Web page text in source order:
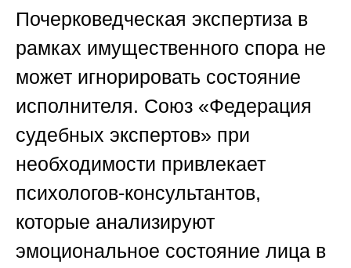
Почерковедческая экспертиза в
рамках имущественного спора не
может игнорировать состояние
исполнителя. Союз «Федерация
судебных экспертов» при
необходимости привлекает
психологов-консультантов,
которые анализируют
эмоциональное состояние лица в